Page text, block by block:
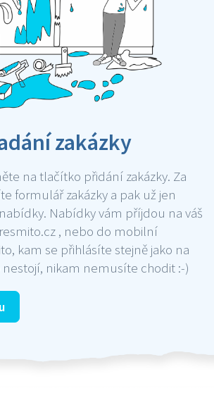
zakázky
na tlačítko přidání zakázky. Za
formulář zakázky a pak už jen
Nabídky vám příjdou na váš
, nebo do mobilní
kam se přihlásíte stejně jako na
nestojí, nikam nemusíte chodit :-)